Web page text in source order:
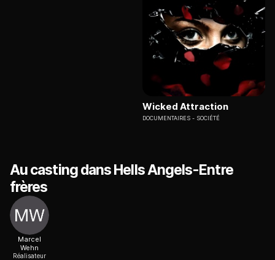
Wicked Attraction
DOCUMENTAIRES SOCIÉTÉ
Au casting dans Hells Angels-Entre
frères
Marcel
Wehn
Réalisateur